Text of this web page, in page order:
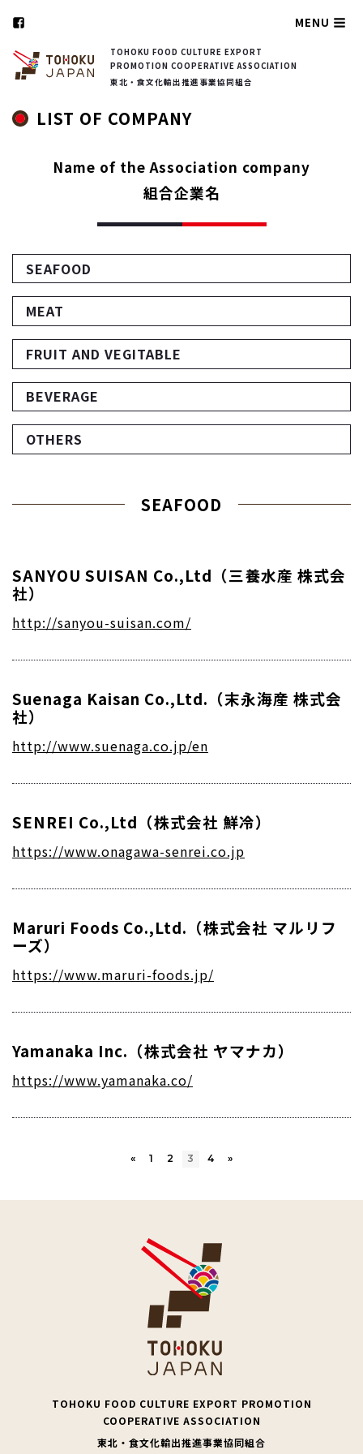
MENU
TOHOKU FOOD CULTURE EXPORT
PROMOTION COOPERATIVE ASSOCIATION
東北・食文化輸出推進事業協同組合
LIST OF COMPANY
Name of the Association company
組合企業名
SEAFOOD
MEAT
FRUIT AND VEGITABLE
BEVERAGE
OTHERS
SEAFOOD
SANYOU SUISAN Co.,Ltd（三養水産 株式会
社）
http://sanyou-suisan.com/
Suenaga Kaisan Co.,Ltd.（末永海産 株式会
社）
http://www.suenaga.co.jp/en
SENREI Co.,Ltd（株式会社 鮮冷）
https://www.onagawa-senrei.co.jp
Maruri Foods Co.,Ltd.（株式会社 マルリフ
ーズ）
https://www.maruri-foods.jp/
Yamanaka Inc.（株式会社 ヤマナカ）
https://www.yamanaka.co/
« 1 2 3 4 »
TOHOKU FOOD CULTURE EXPORT PROMOTION
COOPERATIVE ASSOCIATION
東北・食文化輸出推進事業協同組合